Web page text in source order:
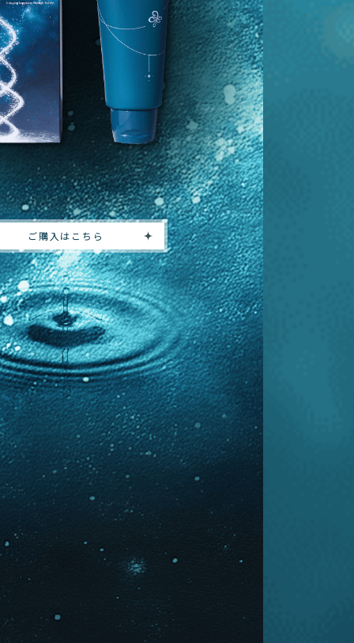
ご購入はこちら